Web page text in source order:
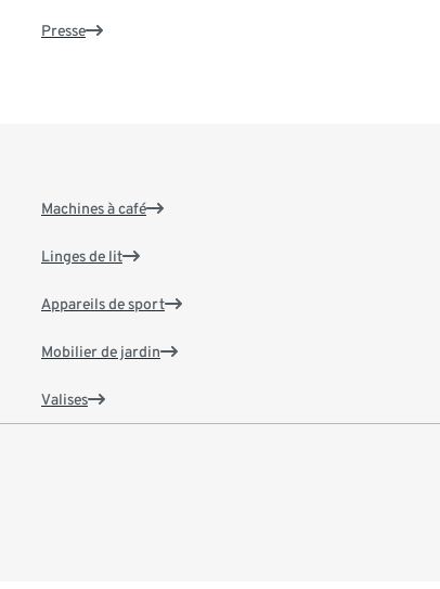
Presse
Machines à café
Linges de lit
Appareils de sport
Mobilier de jardin
Valises